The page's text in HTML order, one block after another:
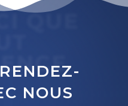
QUE
NOUS